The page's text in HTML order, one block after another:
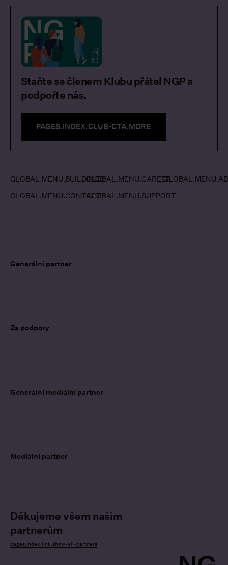
Staňte se členem Klubu přátel NGP a
podpořte nás.
PAGES.INDEX.CLUB-CTA.MORE
GLOBAL.MENU.BUILDINGSGLOBAL.MENU.CAREER
GLOBAL.MENU.CONTACTGLOBAL.MENU.SUPPORT
Generální partner
Za podpory
Generální mediální partner
Mediální partner
Děkujeme všem našim
partnerům
pages.index.link.show-all-partners